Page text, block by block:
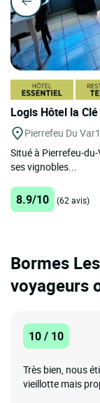
Logis Hôtel la
Pierrefeu Du Var
Situé à Pierrefeu-
ses vignobles...
8.9/10 (62 avis)
Bormes
voyageurs
10 / 10
Très bien, nous
vieillotte mais